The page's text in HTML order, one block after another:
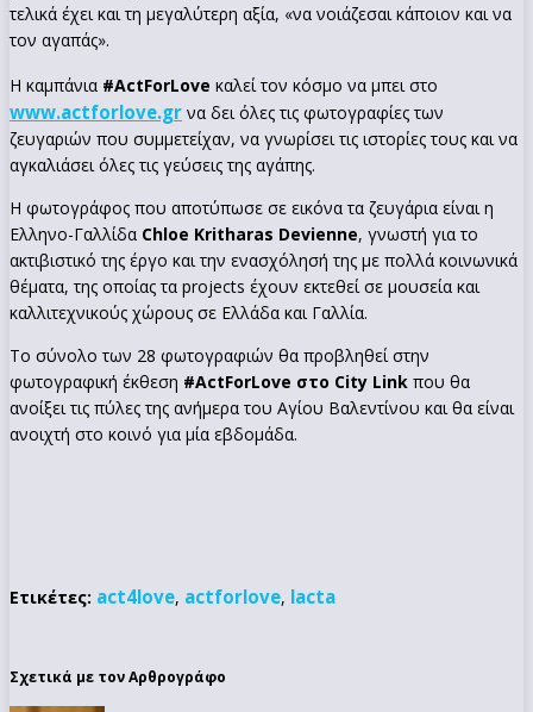
τελικά έχει και τη μεγαλύτερη αξία, «να νοιάζεσαι κάποιον και να
τον αγαπάς».
Η καμπάνια #ActForLove καλεί τον κόσμο να μπει στο
www.actforlove.gr να δει όλες τις φωτογραφίες των
ζευγαριών που συμμετείχαν, να γνωρίσει τις ιστορίες τους και να
αγκαλιάσει όλες τις γεύσεις της αγάπης.
Η φωτογράφος που αποτύπωσε σε εικόνα τα ζευγάρια είναι η
Ελληνο-Γαλλίδα Chloe Kritharas Devienne, γνωστή για το
ακτιβιστικό της έργο και την ενασχόλησή της με πολλά κοινωνικά
θέματα, της οποίας τα projects έχουν εκτεθεί σε μουσεία και
καλλιτεχνικούς χώρους σε Ελλάδα και Γαλλία.
Το σύνολο των 28 φωτογραφιών θα προβληθεί στην
φωτογραφική έκθεση #ActForLove στο City Link που θα
ανοίξει τις πύλες της ανήμερα του Αγίου Βαλεντίνου και θα είναι
ανοιχτή στο κοινό για μία εβδομάδα.
Ετικέτες: act4love, actforlove, lacta
Σχετικά με τον Αρθρογράφο